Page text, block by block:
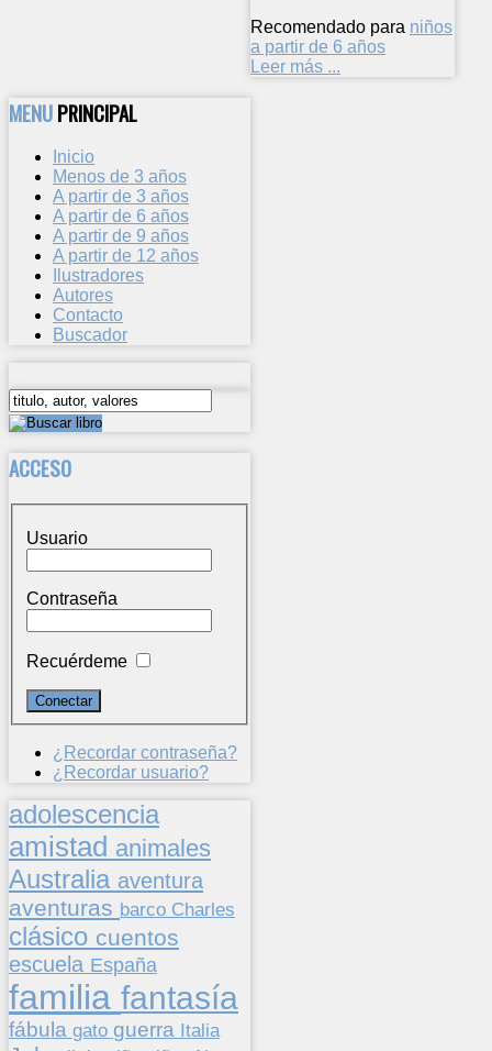
Recomendado para niños
a partir de 6 años
Leer más ...
MENUPRINCIPAL
Inicio
Menos de 3 años
A partir de 3 años
A partir de 6 años
A partir de 9 años
A partir de 12 años
Ilustradores
Autores
Contacto
Buscador
ACCESO
Usuario
Contraseña
Recuérdeme
¿Recordar contraseña?
¿Recordar usuario?
adolescencia
amistad animales
Australia aventura
aventuras barco Charles
clásico cuentos
escuela España
familia fantasía
fábula gato guerra Italia